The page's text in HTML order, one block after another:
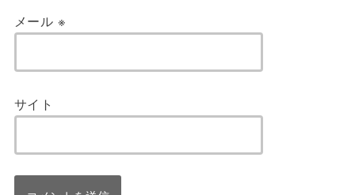
メール ※
サイト